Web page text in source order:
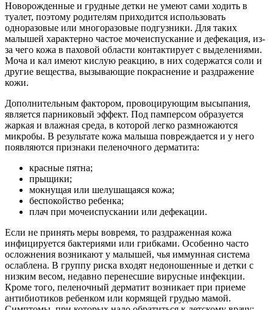
Новорожденные и грудные детки не умеют сами ходить в
туалет, поэтому родителям приходится использовать
одноразовые или многоразовые подгузники. Для таких
малышей характерно частое мочеиспускание и дефекация, из-
за чего кожа в паховой области контактирует с выделениями.
Моча и кал имеют кислую реакцию, в них содержатся соли и
другие вещества, вызывающие покраснение и раздражение
кожи.
Дополнительным фактором, провоцирующим высыпания,
является парниковый эффект. Под памперсом образуется
жаркая и влажная среда, в которой легко размножаются
микробы. В результате кожа малыша повреждается и у него
появляются признаки пеленочного дерматита:
красные пятна;
прыщики;
мокнущая или шелушащаяся кожа;
беспокойство ребенка;
плач при мочеиспускании или дефекации.
Если не принять меры вовремя, то раздраженная кожа
инфицируется бактериями или грибками. Особенно часто
осложнения возникают у малышей, чья иммунная система
ослаблена. В группу риска входят недоношенные и детки с
низким весом, недавно перенесшие вирусные инфекции.
Кроме того, пеленочный дерматит возникает при приеме
антибиотиков ребенком или кормящей грудью мамой.